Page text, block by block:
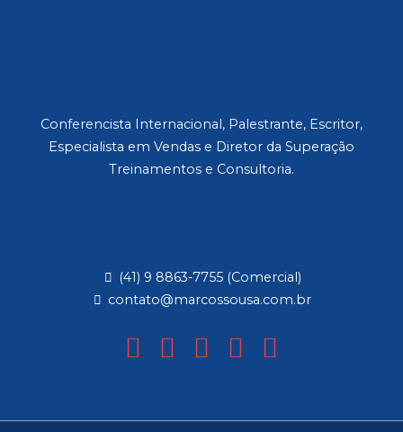
Conferencista Internacional, Palestrante, Escritor,
Especialista em Vendas e Diretor da Superação
Treinamentos e Consultoria.
(41) 9 8863-7755 (Comercial)
contato@marcossousa.com.br